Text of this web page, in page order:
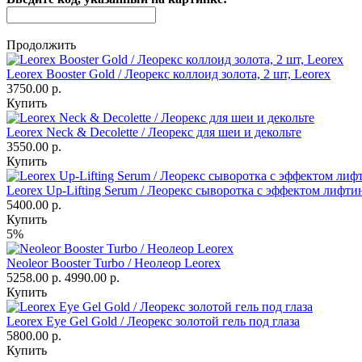
Продолжить
Leorex Booster Gold / Леорекс коллоид золота, 2 шт, Leorex
3750.00 р.
Купить
Leorex Neck & Decolette / Леорекс для шеи и декольте
3550.00 р.
Купить
Leorex Up-Lifting Serum / Леорекс сыворотка с эффектом
5400.00 р.
Купить
5%
Neoleor Booster Turbo / Неолеор Leorex
5258.00 р. 4990.00 р.
Купить
Leorex Eye Gel Gold / Леорекс золотой гель под глаза
5800.00 р.
Купить